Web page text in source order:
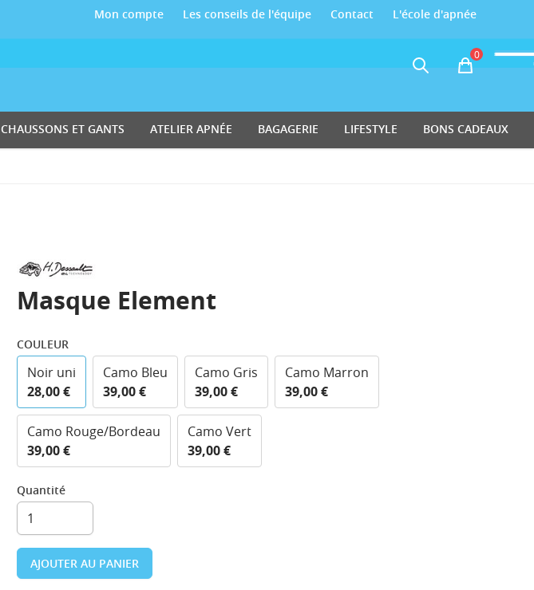
Mon compte Les conseils de l'équipe Contact L'école d'apnée
Panier
0
CHAUSSONS ET GANTS ATELIER APNÉE BAGAGERIE LIFESTYLE BONS CADEAUX
Masque Element
COULEUR
Noir uni
28,00 €
Camo Bleu
39,00 €
Camo Gris
39,00 €
Camo Marron
39,00 €
Camo Rouge/Bordeau
39,00 €
Camo Vert
39,00 €
Quantité
AJOUTER AU PANIER